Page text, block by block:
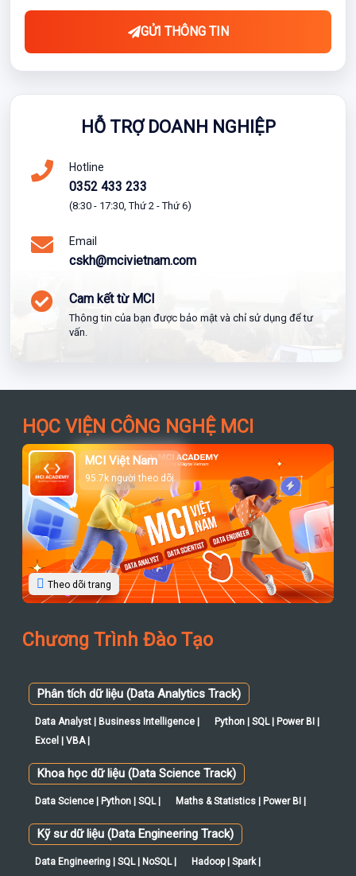
GỬI THÔNG TIN
HỖ TRỢ DOANH NGHIỆP
Hotline
0352 433 233
(8:30 - 17:30, Thứ 2 - Thứ 6)
Email
cskh@mcivietnam.com
Cam kết từ MCI
Thông tin của bạn được bảo mật và chỉ sử dụng để tư
vấn.
HỌC VIỆN CÔNG NGHỆ MCI
MCI Việt Nam
95.7k người theo dõi
Theo dõi trang
Chương Trình Đào Tạo
Phân tích dữ liệu (Data Analytics Track)
Data Analyst | Business Intelligence |
Python | SQL | Power BI |
Excel | VBA |
Khoa học dữ liệu (Data Science Track)
Data Science | Python | SQL | Maths & Statistics | Power BI |
Kỹ sư dữ liệu (Data Engineering Track)
Data Engineering | SQL | NoSQL | Hadoop | Spark |